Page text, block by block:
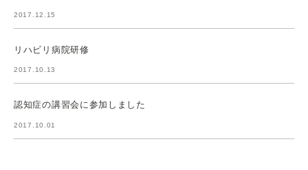
2017.12.15
リハビリ病院研修
2017.10.13
認知症の講習会に参加しました
2017.10.01